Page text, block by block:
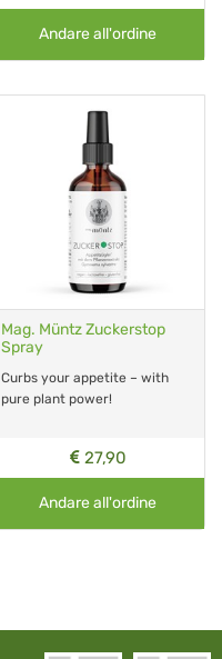
Andare all'ordine
Mag. Müntz Zuckerstop
Spray
Curbs your appetite – with
pure plant power!
27,90
Andare all'ordine